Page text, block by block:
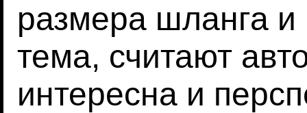
размера шланга
тема, считают
интересна и